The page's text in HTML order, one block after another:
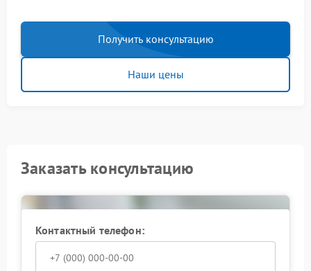
Получить консультацию
Наши цены
Заказать консультацию
Контактный телефон: